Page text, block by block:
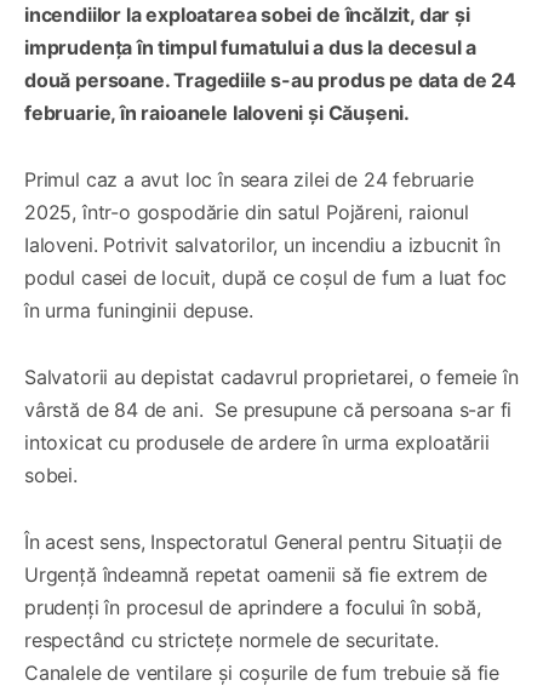
incendiilor la exploatarea sobei de încălzit, dar și
imprudența în timpul fumatului a dus la decesul a
două persoane. Tragediile s-au produs pe data de 24
februarie, în raioanele Ialoveni și Căușeni.
Primul caz a avut loc în seara zilei de 24 februarie
2025, într-o gospodărie din satul Pojăreni, raionul
Ialoveni. Potrivit salvatorilor, un incendiu a izbucnit în
podul casei de locuit, după ce coșul de fum a luat foc
în urma funinginii depuse.
Salvatorii au depistat cadavrul proprietarei, o femeie în
vârstă de 84 de ani. Se presupune că persoana s-ar fi
intoxicat cu produsele de ardere în urma exploatării
sobei.
În acest sens, Inspectoratul General pentru Situații de
Urgență îndeamnă repetat oamenii să fie extrem de
prudenți în procesul de aprindere a focului în sobă,
respectând cu strictețe normele de securitate.
Canalele de ventilare și coșurile de fum trebuie să fie